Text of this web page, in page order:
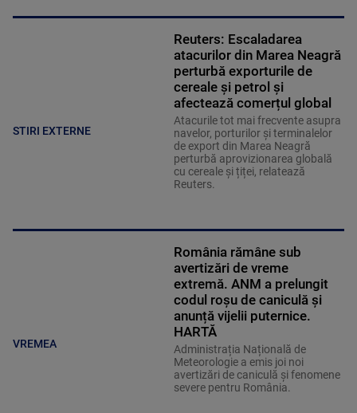
STIRI EXTERNE
Reuters: Escaladarea
atacurilor din Marea Neagră
perturbă exporturile de
cereale și petrol și
afectează comerțul global
Atacurile tot mai frecvente asupra
navelor, porturilor și terminalelor
de export din Marea Neagră
perturbă aprovizionarea globală
cu cereale și țiței, relatează
Reuters.
VREMEA
România rămâne sub
avertizări de vreme
extremă. ANM a prelungit
codul roșu de caniculă și
anunță vijelii puternice.
HARTĂ
Administrația Națională de
Meteorologie a emis joi noi
avertizări de caniculă și fenomene
severe pentru România.